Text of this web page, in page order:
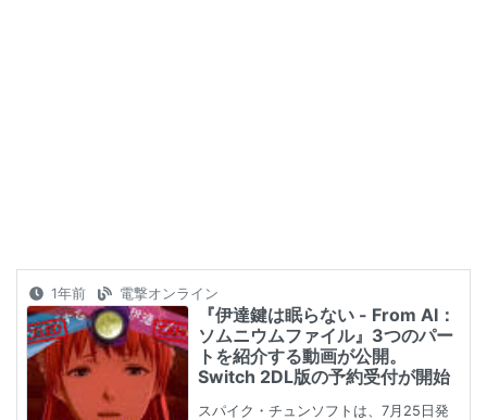
1年前 電撃オンライン
『伊達鍵は眠らない - From AI：
ソムニウムファイル』3つのパー
トを紹介する動画が公開。
Switch 2DL版の予約受付が開始
スパイク・チュンソフトは、7月25日発